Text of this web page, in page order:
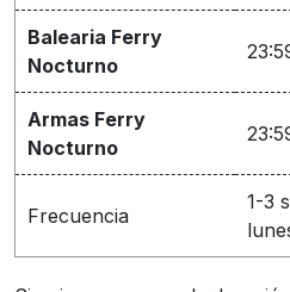
Balearia Ferry
Nocturno
Armas Ferry
Nocturno
Frecuencia
1-3